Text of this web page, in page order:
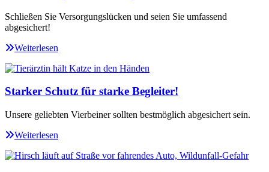
Schließen Sie Versorgungslücken und seien Sie umfassend
abgesichert!
Weiterlesen
Starker Schutz für starke Begleiter!
Unsere geliebten Vierbeiner sollten bestmöglich abgesichert sein.
Weiterlesen